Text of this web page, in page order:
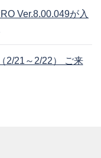
Ver.8.00.049が入
2/21～2/22） ご来